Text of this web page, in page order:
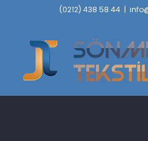
content
(0212) 438 58 44 |